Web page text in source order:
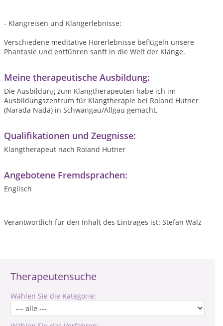
Therapeutensuche
Wählen Sie die Kategorie:
- Klangreisen und Klangerlebnisse:
Verschiedene meditative Hörerlebnisse beflügeln unsere
Phantasie und entführen sanft in die Welt der Klänge.
Meine therapeutische Ausbildung:
Die Ausbildung zum Klangtherapeuten habe ich im
Ausbildungszentrum für Klangtherapie bei Roland Hutner
(Narada Nada) in Schwangau/Allgäu gemacht.
Qualifikationen und Zeugnisse:
Klangtherapeut nach Roland Hutner
Angebotene Fremdsprachen:
Englisch
Verantwortlich für den Inhalt des Eintrages ist: Stefan Walz